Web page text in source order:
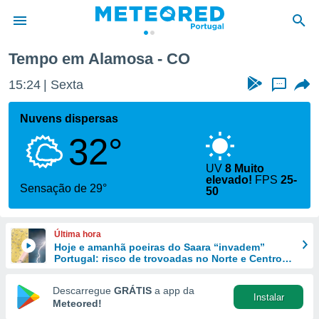
da
foi
fornecidas
a este
das
e
forma
digital
Tempo em Alamosa - CO
15:24 Sexta ...
Nuvens dispersas
32°
Sensação de 29°
UV8 Muito
elevado! FPS25-
50
Última hora
Hoje e amanhã poeiras do Saara “invadem”
Portugal: risco de trovoadas no Norte e Centro
Descarregue GRÁTIS a app da
Meteored!
Instalar